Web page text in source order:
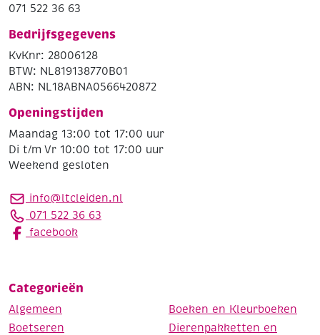
071 522 36 63
Bedrijfsgegevens
KvKnr: 28006128
BTW: NL819138770B01
ABN: NL18ABNA0566420872
Openingstijden
Maandag 13:00 tot 17:00 uur
Di t/m Vr 10:00 tot 17:00 uur
Weekend gesloten
info@ltcleiden.nl
071 522 36 63
facebook
Categorieën
Algemeen
Boeken en Kleurboeken
Boetseren
Dierenpakketten en